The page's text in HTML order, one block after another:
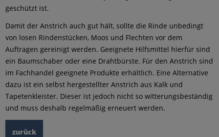
geschützt ist.
Damit der Anstrich auch gut hält, sollte die Rinde unbedingt
von losen Rindenstücken, Moos und Flechten vor dem
Auftragen gereinigt werden. Geeignete Hilfsmittel hierfür sind
ein Baumschaber oder eine Drahtbürste. Für den Anstrich sind
im Fachhandel geeignete Produkte erhältlich. Eine Alternative
dazu ist ein selbst hergestellter Anstrich aus Kalk und
Tapetenkleister. Dieser ist jedoch nicht so witterungsbeständig
und muss deshalb regelmäßig erneuert werden.
zurück